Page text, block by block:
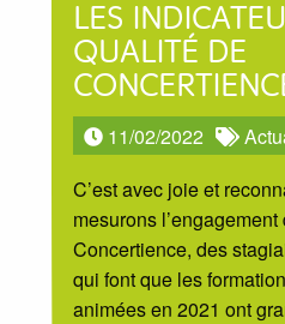
LES
QUALITÉ DE
11/02/2022
C’est avec joie et
mesurons
Concertience, des
qui font que les
animées en 2021 ont